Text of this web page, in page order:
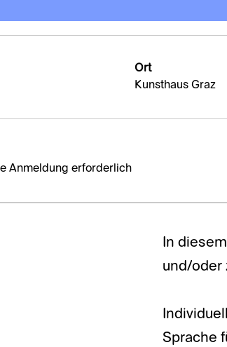
Ort
Kunsthaus Graz
Anmeldung erforderlich
In
und/oder
Sprache